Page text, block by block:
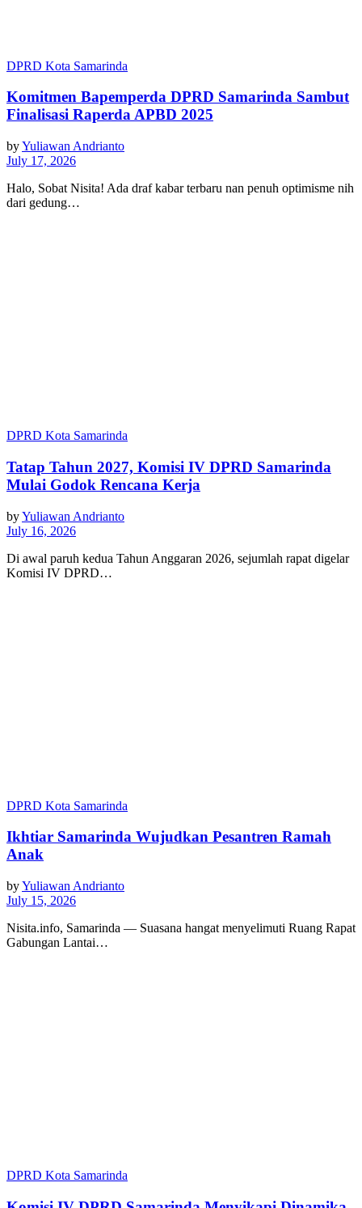
DPRD Kota Samarinda
Komitmen Bapemperda DPRD Samarinda Sambut
Finalisasi Raperda APBD 2025
byYuliawan Andrianto
July 17, 2026
Halo, Sobat Nisita! Ada draf kabar terbaru nan penuh optimisme nih
dari gedung…
DPRD Kota Samarinda
Tatap Tahun 2027, Komisi IV DPRD Samarinda
Mulai Godok Rencana Kerja
byYuliawan Andrianto
July 16, 2026
Di awal paruh kedua Tahun Anggaran 2026, sejumlah rapat digelar
Komisi IV DPRD…
DPRD Kota Samarinda
Ikhtiar Samarinda Wujudkan Pesantren Ramah
Anak
byYuliawan Andrianto
July 15, 2026
Nisita.info, Samarinda — Suasana hangat menyelimuti Ruang Rapat
Gabungan Lantai…
DPRD Kota Samarinda